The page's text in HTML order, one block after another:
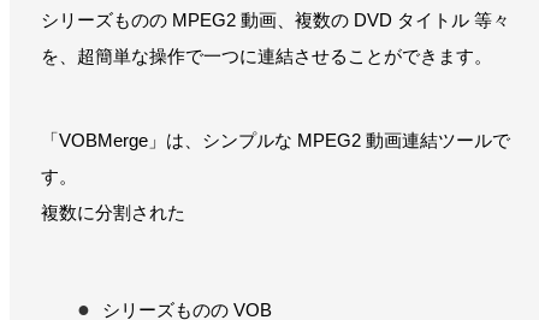
シリーズものの MPEG2 動画、複数の DVD タイトル 等々
を、超簡単な操作で一つに連結させることができます。
「VOBMerge」は、シンプルな MPEG2 動画連結ツールで
す。
複数に分割された
シリーズものの VOB